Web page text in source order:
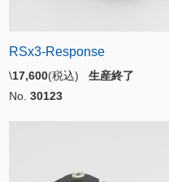
RSx3-Response
\17,600(税込) 生産終了
No. 30123